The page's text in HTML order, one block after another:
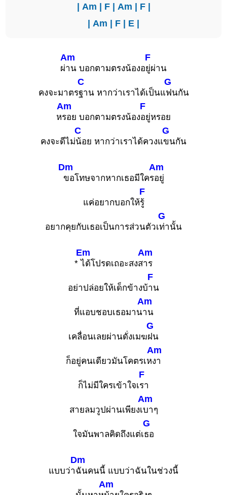
| Am | F| Am | F|
| Am | F | E |
ผ่
Am
าน บอกตามตรงน้องอ
F
ยู่ผ่าน
คงจะมาตร
C
ฐาน หากว่าเราได้เป็นแ
G
ฟนกัน
ห
Am
รอย บอกตามตรงน้อง
F
อยู่หรอย
คงจะดีไม่
C
น้อย หากว่าเราได้ควงแ
G
ขนกัน
Dm
ขอโทษจากหากเธอมีใคร
Am
อยู่
แค่อยากบอกให้
F
รู้
อยากคุยกับเธอเป็นการส่วนตัวเ
G
ท่านั้น
*
Em
ได้โปรดเถอะสงส
Am
าร
อย่าปล่อยให้เด็กข้างบ้
F
าน
ที่แอบชอบเธอมาน
Am
าน
เคลื่อนเลยผ่านดั่งเมฆ
G
ฝน
ก็อยู่คนเดียวมันโคตรเห
Am
งา
ก็ไม่มีใครเข้าใจเ
F
รา
สายลมวูปผ่านเพียงเ
Am
บาๆ
ใจมันพาลคิดถึงแต่เ
G
ธอ
แบบว่า
Dm
ฉันคนนี้ แบบว่าฉันในช่วงนี้
Am